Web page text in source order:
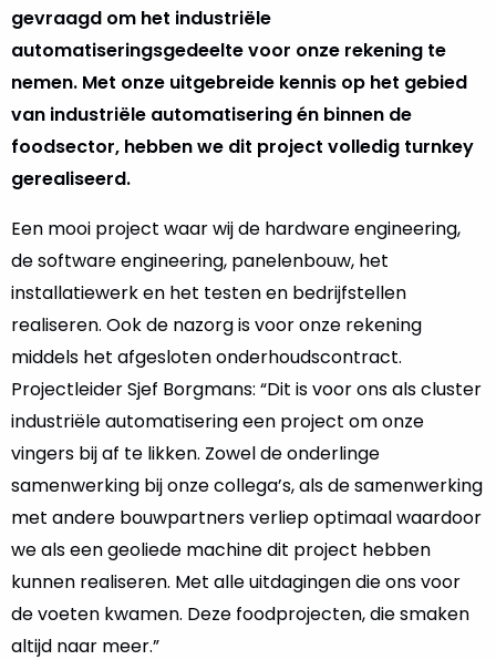
gevraagd om het industriële
automatiseringsgedeelte voor onze rekening te
nemen. Met onze uitgebreide kennis op het gebied
van industriële automatisering én binnen de
foodsector, hebben we dit project volledig turnkey
gerealiseerd.
Een mooi project waar wij de hardware engineering,
de software engineering, panelenbouw, het
installatiewerk en het testen en bedrijfstellen
realiseren. Ook de nazorg is voor onze rekening
middels het afgesloten onderhoudscontract.
Projectleider Sjef Borgmans: “Dit is voor ons als cluster
industriële automatisering een project om onze
vingers bij af te likken. Zowel de onderlinge
samenwerking bij onze collega’s, als de samenwerking
met andere bouwpartners verliep optimaal waardoor
we als een geoliede machine dit project hebben
kunnen realiseren. Met alle uitdagingen die ons voor
de voeten kwamen. Deze foodprojecten, die smaken
altijd naar meer.”